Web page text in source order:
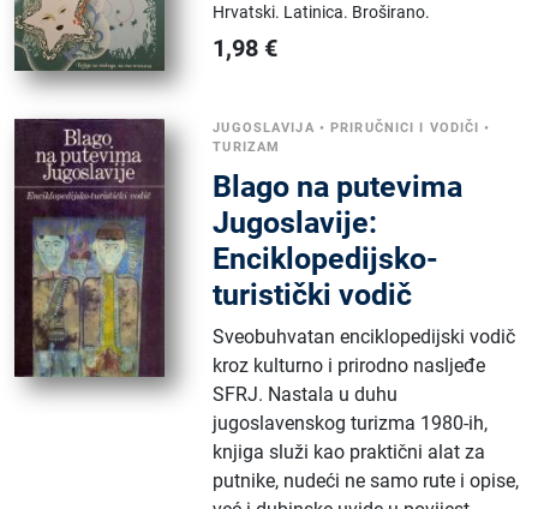
Hrvatski. Latinica. Broširano.
1,98 €
JUGOSLAVIJA •PRIRUČNICI I VODIČI •
TURIZAM
Blago na putevima
Jugoslavije:
Enciklopedijsko-
turistički vodič
Sveobuhvatan enciklopedijski vodič
kroz kulturno i prirodno nasljeđe
SFRJ. Nastala u duhu
jugoslavenskog turizma 1980-ih,
knjiga služi kao praktični alat za
putnike, nudeći ne samo rute i opise,